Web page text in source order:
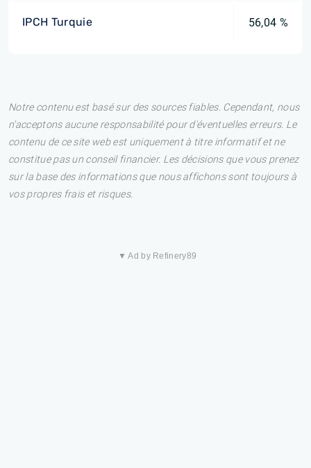
IPCH Turquie 56,04 %
Notre contenu est basé sur des sources fiables. Cependant, nous
n'acceptons aucune responsabilité pour d'éventuelles erreurs. Le
contenu de ce site web est uniquement à titre informatif et ne
constitue pas un conseil financier. Les décisions que vous prenez
sur la base des informations que nous affichons sont toujours à
vos propres frais et risques.
▼ Ad by Refinery89